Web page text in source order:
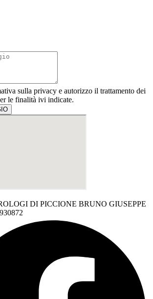
sulla privacy e autorizzo il trattamento dei
le finalità ivi indicate.
DI PICCIONE BRUNO GIUSEPPE